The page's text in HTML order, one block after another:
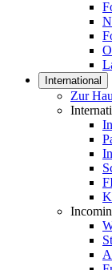
International
Zur